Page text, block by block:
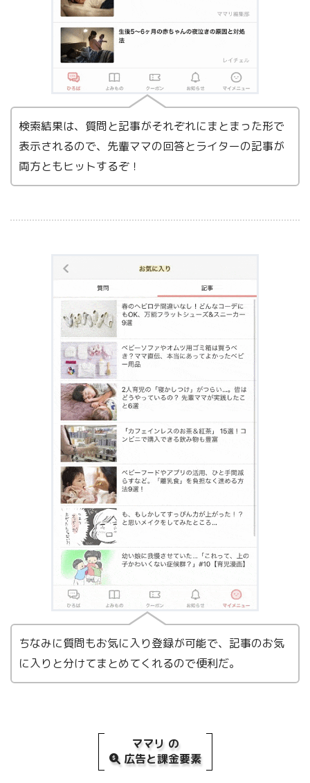
検索結果は、質問と記事がそれぞれにまとまった形で
表示されるので、先輩ママの回答とライターの記事が
両方ともヒットするぞ！
ちなみに質問もお気に入り登録が可能で、記事のお気
に入りと分けてまとめてくれるので便利だ。
ママリ の
広告と課金要素